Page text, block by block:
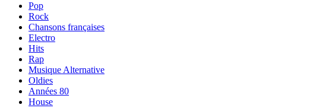
Pop
Rock
Chansons françaises
Electro
Hits
Rap
Musique Alternative
Oldies
Années 80
House